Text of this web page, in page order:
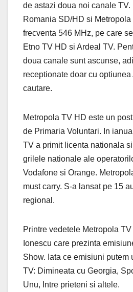
de astazi doua noi canale
Romania SD/HD si
frecventa 546 MHz, pe care
Etno TV HD si Ardeal TV.
doua canale sunt ascunse,
receptionate doar cu
cautare.
Metropola TV HD este un
de Primaria Voluntari. In
TV a primit licenta nationala
grilele nationale ale
Vodafone si Orange.
must carry. S-a lansat pe 15
regional.
Printre vedetele Metropola
Ionescu care prezinta
Show. Iata ce emisiuni putem
TV: Dimineata cu Georgia,
Unu, Intre prieteni si altele.